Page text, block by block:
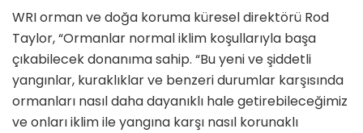
WRI orman ve doğa koruma küresel direktörü Rod
Taylor, “Ormanlar normal iklim koşullarıyla başa
çıkabilecek donanıma sahip. “Bu yeni ve şiddetli
yangınlar, kuraklıklar ve benzeri durumlar karşısında
ormanları nasıl daha dayanıklı hale getirebileceğimiz
ve onları iklim ile yangına karşı nasıl korunaklı